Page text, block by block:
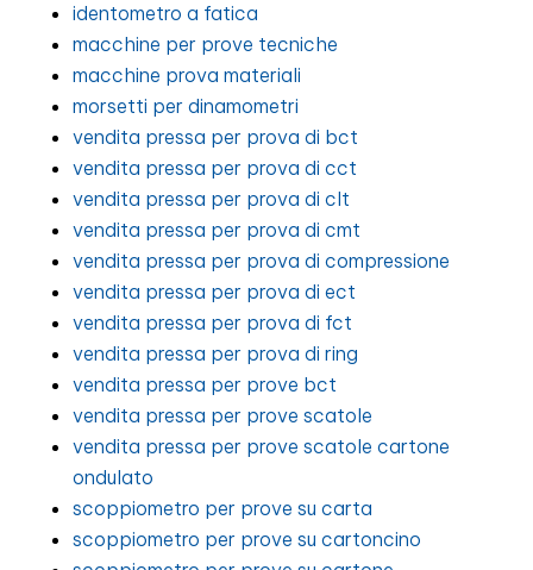
identometro a fatica
macchine per prove tecniche
macchine prova materiali
morsetti per dinamometri
vendita pressa per prova di bct
vendita pressa per prova di cct
vendita pressa per prova di clt
vendita pressa per prova di cmt
vendita pressa per prova di compressione
vendita pressa per prova di ect
vendita pressa per prova di fct
vendita pressa per prova di ring
vendita pressa per prove bct
vendita pressa per prove scatole
vendita pressa per prove scatole cartone
ondulato
scoppiometro per prove su carta
scoppiometro per prove su cartoncino